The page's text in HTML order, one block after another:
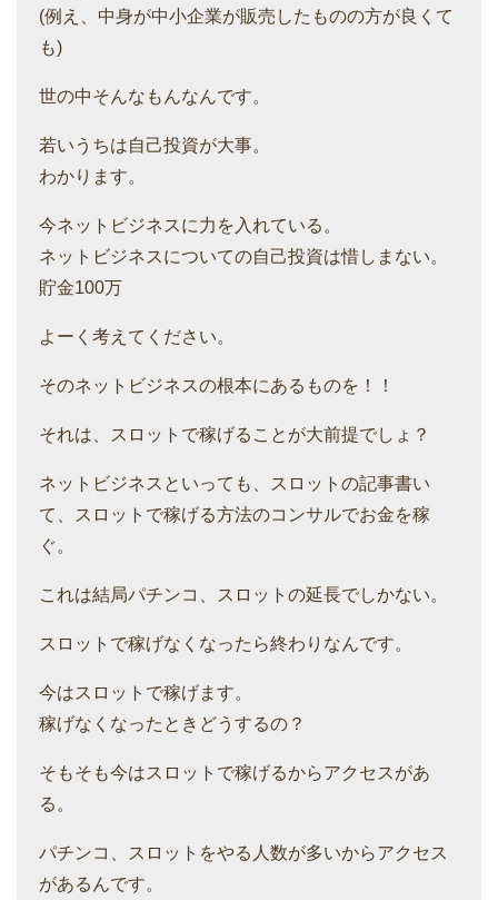
(例え、中身が中小企業が販売したものの方が良くて
も)
世の中そんなもんなんです。
若いうちは自己投資が大事。
わかります。
今ネットビジネスに力を入れている。
ネットビジネスについての自己投資は惜しまない。
貯金100万
よーく考えてください。
そのネットビジネスの根本にあるものを！！
それは、スロットで稼げることが大前提でしょ？
ネットビジネスといっても、スロットの記事書い
て、スロットで稼げる方法のコンサルでお金を稼
ぐ。
これは結局パチンコ、スロットの延長でしかない。
スロットで稼げなくなったら終わりなんです。
今はスロットで稼げます。
稼げなくなったときどうするの？
そもそも今はスロットで稼げるからアクセスがあ
る。
パチンコ、スロットをやる人数が多いからアクセス
があるんです。